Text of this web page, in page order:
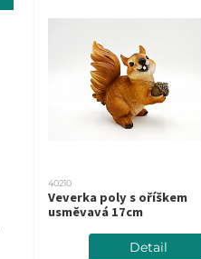
40210
Veverka poly s oříškem
usměvavá 17cm
Detail